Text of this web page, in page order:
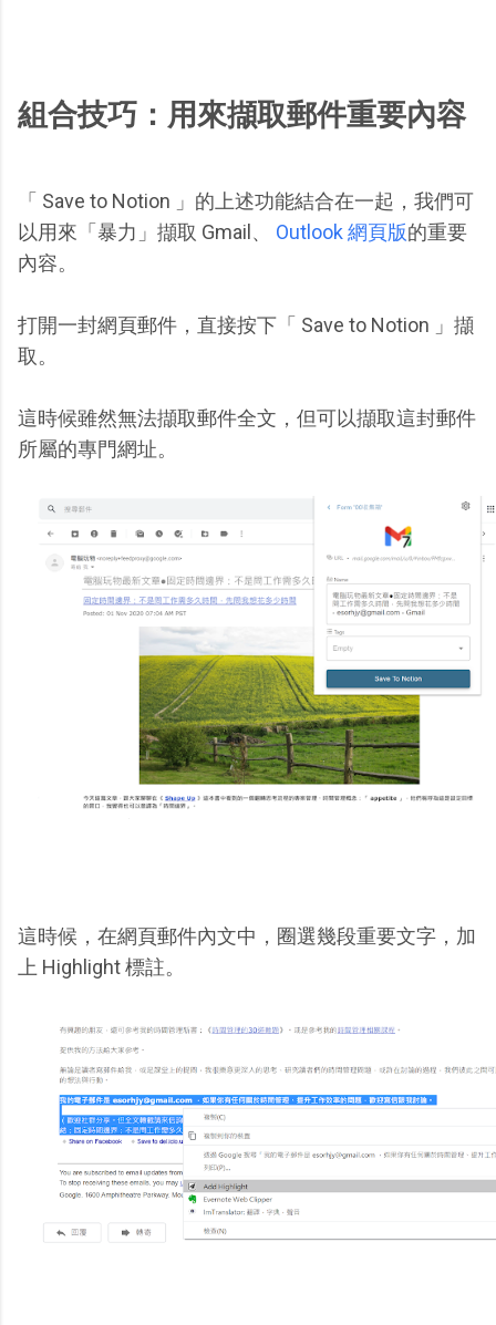
組合技巧：用來擷取郵件重要內容
「 Save to Notion 」的上述功能結合在一起，我們可
以用來「暴力」擷取 Gmail、 Outlook 網頁版的重要
內容。
打開一封網頁郵件，直接按下「 Save to Notion 」擷
取。
這時候雖然無法擷取郵件全文，但可以擷取這封郵件
所屬的專門網址。
這時候，在網頁郵件內文中，圈選幾段重要文字，加
上 Highlight 標註。